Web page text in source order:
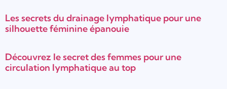
Les secrets du drainage lymphatique pour une
silhouette féminine épanouie
Découvrez le secret des femmes pour une
circulation lymphatique au top